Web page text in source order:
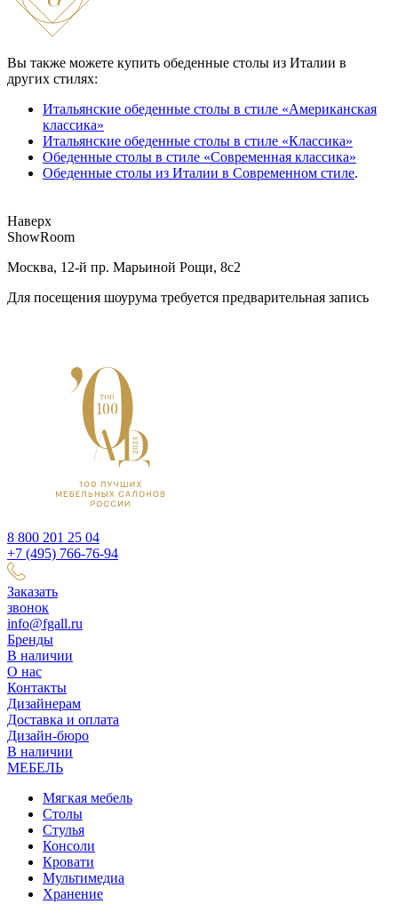
Вы также можете купить обеденные столы из Италии в
других стилях:
Итальянские обеденные столы в стиле «Американская
классика»
Итальянские обеденные столы в стиле «Классика»
Обеденные столы в стиле «Современная классика»
Обеденные столы из Италии в Современном стиле.
Наверх
ShowRoom
Москва, 12-й пр. Марьиной Рощи, 8с2
Для посещения шоурума требуется предварительная запись
8 800 201 25 04
+7 (495) 766-76-94
Заказать
звонок
info@fgall.ru
Бренды
В наличии
О нас
Контакты
Дизайнерам
Доставка и оплата
Дизайн-бюро
В наличии
МЕБЕЛЬ
Мягкая мебель
Столы
Стулья
Консоли
Кровати
Мультимедиа
Хранение